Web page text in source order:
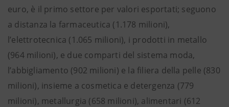
euro, è il primo settore per valori esportati; seguono
a distanza la farmaceutica (1.178 milioni),
l’elettrotecnica (1.065 milioni), i prodotti in metallo
(964 milioni), e due comparti del sistema moda,
l’abbigliamento (902 milioni) e la filiera della pelle (830
milioni), insieme a cosmetica e detergenza (779
milioni), metallurgia (658 milioni), alimentari (612